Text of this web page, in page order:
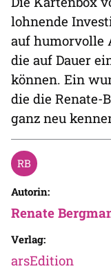
lohnende
auf humorvolle
die auf Dauer
können. Ein
die die Renate-
ganz neu
Autorin:
Renate
Verlag:
arsEdition